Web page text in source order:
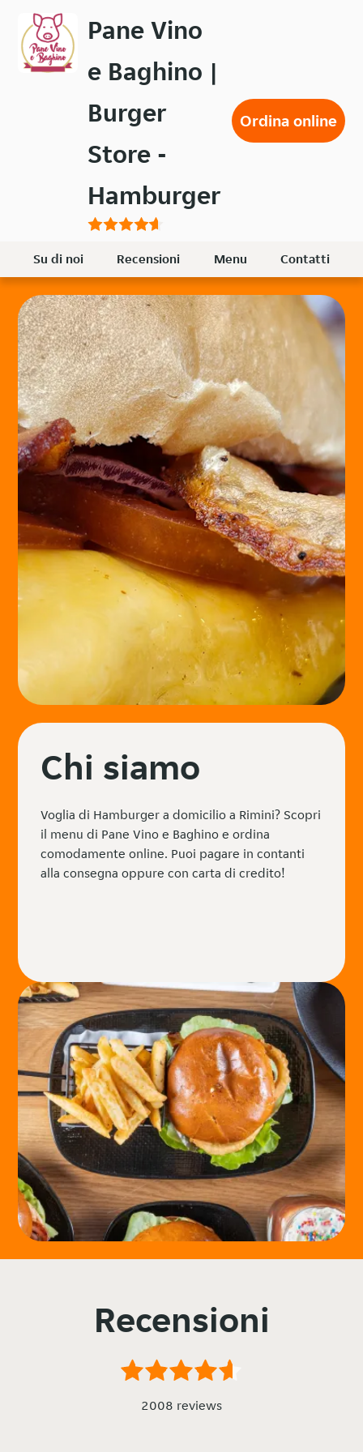
contenuto
principale
Pane Vino
e Baghino |
Burger
Store -
Hamburger
Ordina online
Su di noi Recensioni Menu Contatti
Chi siamo
Voglia di Hamburger a domicilio a Rimini? Scopri
il menu di Pane Vino e Baghino e ordina
comodamente online. Puoi pagare in contanti
alla consegna oppure con carta di credito!
Recensioni
2008 reviews